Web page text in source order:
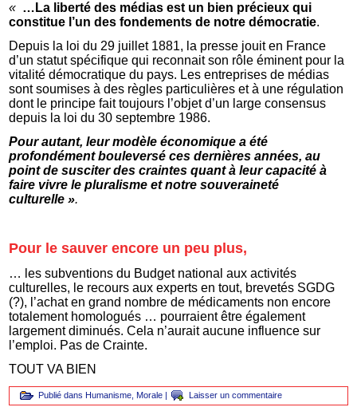
« …La liberté des médias est un bien précieux qui
constitue l’un des fondements de notre démocratie.
Depuis la loi du 29 juillet 1881, la presse jouit en France
d’un statut spécifique qui reconnait son rôle éminent pour la
vitalité démocratique du pays. Les entreprises de médias
sont soumises à des règles particulières et à une régulation
dont le principe fait toujours l’objet d’un large consensus
depuis la loi du 30 septembre 1986.
Pour autant, leur modèle économique a été
profondément bouleversé ces dernières années, au
point de susciter des craintes quant à leur capacité à
faire vivre le pluralisme et notre souveraineté
culturelle ».
Pour le sauver encore un peu plus,
… les subventions du Budget national aux activités
culturelles, le recours aux experts en tout, brevetés SGDG
(?), l’achat en grand nombre de médicaments non encore
totalement homologués … pourraient être également
largement diminués. Cela n’aurait aucune influence sur
l’emploi. Pas de Crainte.
TOUT VA BIEN
Publié dans Humanisme Morale Laisser un commentaire